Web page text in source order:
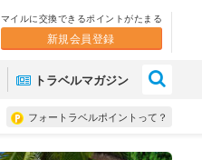
マイルに交換できるポイントがたまる
新規会員登録
トラベルマガジン
フォートラベルポイントって？